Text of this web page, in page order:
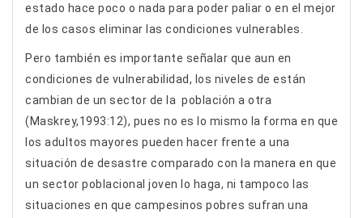
estado hace poco o nada para poder paliar o en el mejor
de los casos eliminar las condiciones vulnerables.
Pero también es importante señalar que aun en
condiciones de vulnerabilidad, los niveles de están
cambian de un sector de la población a otra
(Maskrey,1993:12), pues no es lo mismo la forma en que
los adultos mayores pueden hacer frente a una
situación de desastre comparado con la manera en que
un sector poblacional joven lo haga, ni tampoco las
situaciones en que campesinos pobres sufran una